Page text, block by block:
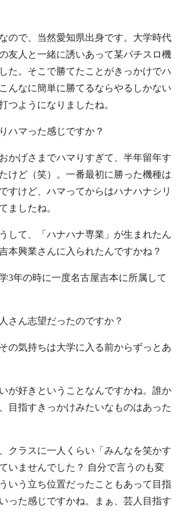
ので、当然愛知県出身です。大学時代
友人と一緒に誘いあって某パチスロ機
た。そこで勝てたことがきっかけでハ
んなに簡単に勝てるならやるしかない
つようになりましたね。
ハマった感じですか？
かげさまでハマりすぎて、半年留年す
けど（笑）。一番最初に勝った機種は
すけど、ハマってからはハナハナシリ
ましたね。
して、「ハナハナ専業」が生まれたん
本興業さんに入られたんですかね？
3年の時に一度名古屋吉本に所属して
さん志望だったのですか？
の気持ちは大学に入る前からずっとあ
が好きということなんですかね。誰か
目指すきっかけみたいなものはあった
クラスに一人くらい「みんなを笑かす
いませんでした？ 自分で言うのも変
いう立ち位置だったこともあって目指
った感じですかね。まぁ、芸人目指す